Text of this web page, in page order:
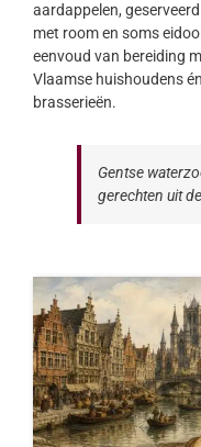
aardappelen,
met room en soms
eenvoud van bereiding
Vlaamse huishoudens
brasserieën.
Gentse
gerechten uit